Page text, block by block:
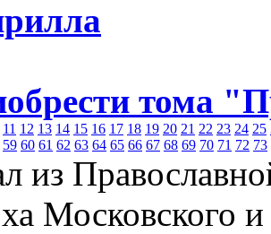
тома
11 12 13 14 15 16 17 18 19 20 21 22 23 24 25
59 60 61 62 63 64 65 66 67 68 69 70 71 72 73
из
Московского